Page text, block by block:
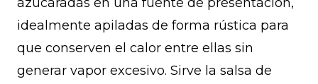
idealmente apiladas de forma rústica para
que conserven el calor entre ellas sin
generar vapor excesivo. Sirve la salsa de